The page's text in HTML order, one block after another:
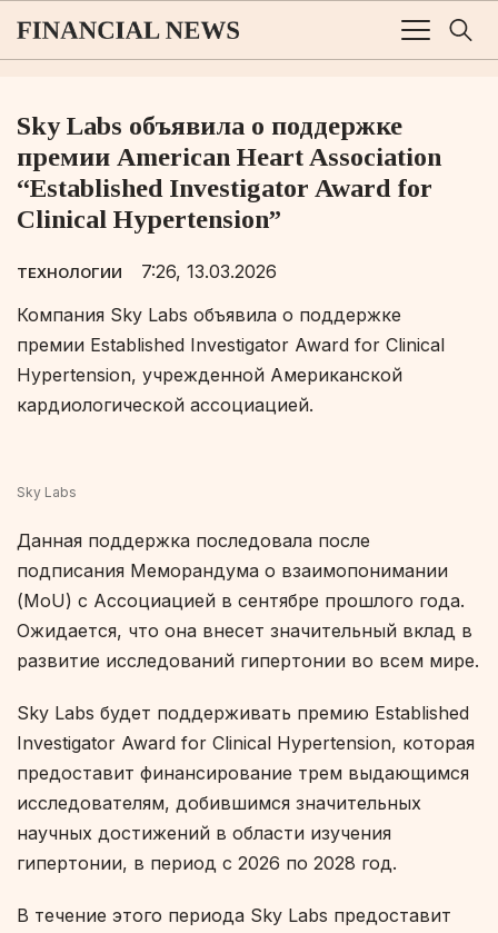
Sky Labs объявила о поддержке
премии American Heart Association
“Established Investigator Award for
Clinical Hypertension”
ТЕХНОЛОГИИ
7:26, 13.03.2026
Компания Sky Labs объявила о поддержке
премии Established Investigator Award for Clinical
Hypertension, учрежденной Американской
кардиологической ассоциацией.
Sky Labs
Данная поддержка последовала после
подписания Меморандума о взаимопонимании
(MoU) с Ассоциацией в сентябре прошлого года.
Ожидается, что она внесет значительный вклад в
развитие исследований гипертонии во всем мире.
Sky Labs будет поддерживать премию Established
Investigator Award for Clinical Hypertension, которая
предоставит финансирование трем выдающимся
исследователям, добившимся значительных
научных достижений в области изучения
гипертонии, в период с 2026 по 2028 год.
В течение этого периода Sky Labs предоставит